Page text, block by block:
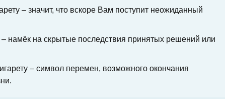
– значит, что вскоре Вам поступит неожиданный
намёк на скрытые последствия принятых решений или
– символ перемен, возможного окончания